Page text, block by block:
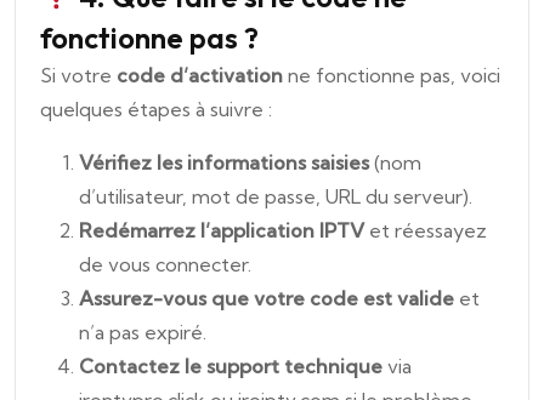
fonctionne pas ?
Si votre code d’activation ne fonctionne pas, voici
quelques étapes à suivre :
Vérifiez les informations saisies(nom
d’utilisateur, mot de passe, URL du serveur).
Redémarrez l’application IPTVet réessayez
de vous connecter.
Assurez-vous que votre code est valide et
n’a pas expiré.
Contactez le support technique via